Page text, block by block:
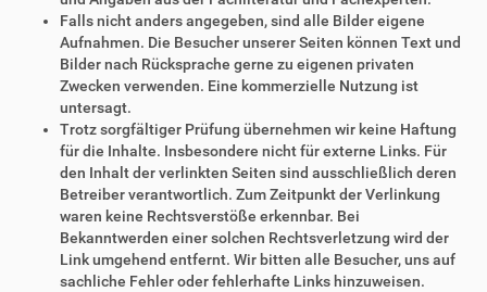
Falls nicht anders angegeben, sind alle Bilder eigene
Aufnahmen. Die Besucher unserer Seiten können Text und
Bilder nach Rücksprache gerne zu eigenen privaten
Zwecken verwenden. Eine kommerzielle Nutzung ist
untersagt.
Trotz sorgfältiger Prüfung übernehmen wir keine Haftung
für die Inhalte. Insbesondere nicht für externe Links. Für
den Inhalt der verlinkten Seiten sind ausschließlich deren
Betreiber verantwortlich. Zum Zeitpunkt der Verlinkung
waren keine Rechtsverstöße erkennbar. Bei
Bekanntwerden einer solchen Rechtsverletzung wird der
Link umgehend entfernt. Wir bitten alle Besucher, uns auf
sachliche Fehler oder fehlerhafte Links hinzuweisen.